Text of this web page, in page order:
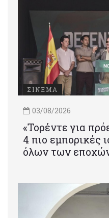
ΣΙΝΕΜΑ
03/08/2026
«Τορέντε για
4 πιο εμπορικές
όλων των